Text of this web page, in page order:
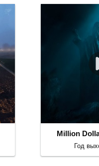
Million
Год